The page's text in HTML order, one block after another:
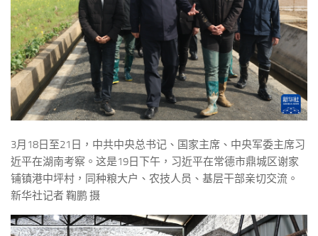
3月18日至21日，中共中央总书记、国家主席、中央军委主席习
近平在湖南考察。这是19日下午，习近平在常德市鼎城区谢家
铺镇港中坪村，同种粮大户、农技人员、基层干部亲切交流。
新华社记者 鞠鹏 摄